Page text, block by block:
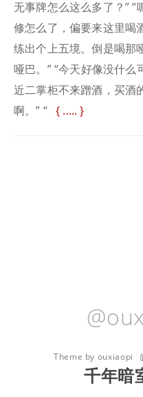
无事牌怎么这么多了？” “
修怎么了，偏要来这里喝
练出个上五境。倒是喝那
哑巴。” “今天好像没什么
近二掌柜不来蹭酒，买酒
啊。” “
.....
Theme by ouxiaopi
千年暗